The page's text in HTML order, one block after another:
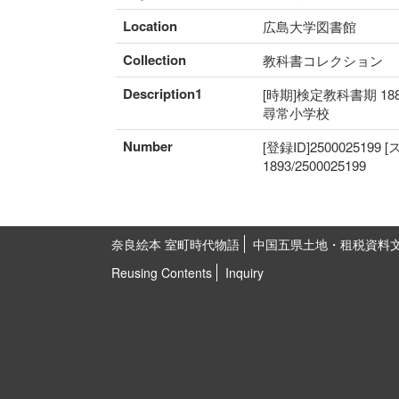
Location 広島大学図書館
Collection 教科書コレクション
Description1
[時期]検定教科書期
尋常小学校
Number
[登録ID]2500025199 [
1893/2500025199
奈良絵本 室町時代物語
中国五県土地・租税資料
Reusing Contents
Inquiry